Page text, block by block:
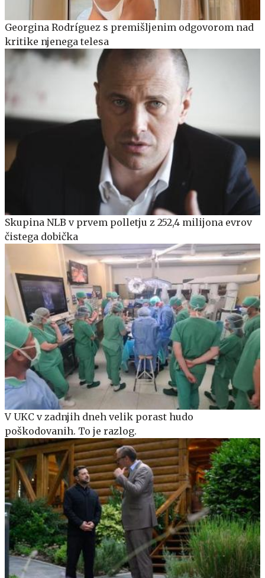
Georgina Rodríguez s premišljenim odgovorom nad
kritike njenega telesa
Skupina NLB v prvem polletju z 252,4 milijona evrov
čistega dobička
V UKC v zadnjih dneh velik porast hudo
poškodovanih. To je razlog.